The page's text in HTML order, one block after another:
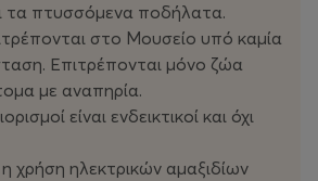
τα πτυσσόμενα ποδήλατα.
στο Μουσείο υπό καμία
Επιτρέπονται μόνο ζώα
με αναπηρία.
είναι ενδεικτικοί και όχι
χρήση ηλεκτρικών αμαξιδίων